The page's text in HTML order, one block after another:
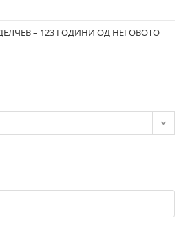
– 123 ГОДИНИ ОД НЕГОВОТО